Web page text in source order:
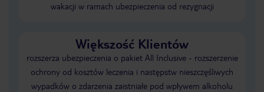
wakacji w ramach ubezpieczenia od rezygnacji
Większość Klientów
rozszerza ubezpieczenia o pakiet All Inclusive - rozszerzenie
ochrony od kosztów leczenia i następstw nieszczęśliwych
wypadków o zdarzenia zaistniałe pod wpływem alkoholu